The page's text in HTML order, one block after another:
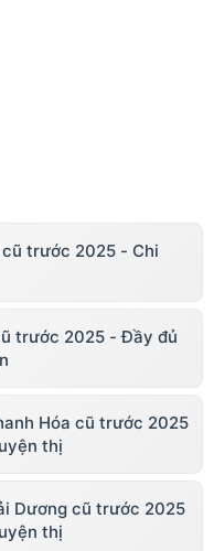
cũ trước 2025 - Chi
trước 2025 - Đầy đủ
Hóa cũ trước 2025
thị
Dương cũ trước 2025
thị